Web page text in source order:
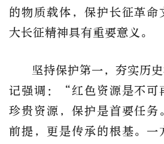
的物质载体，保护长征革命
大长征精神具有重要意义。
坚持保护第一，夯实历
记强调：“红色资源是不可
珍贵资源，保护是首要任
前提，更是传承的根基。一